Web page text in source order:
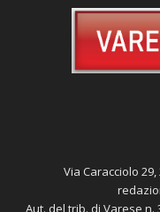
Via Caracciolo 29,
Aut. del trib. di Varese n.